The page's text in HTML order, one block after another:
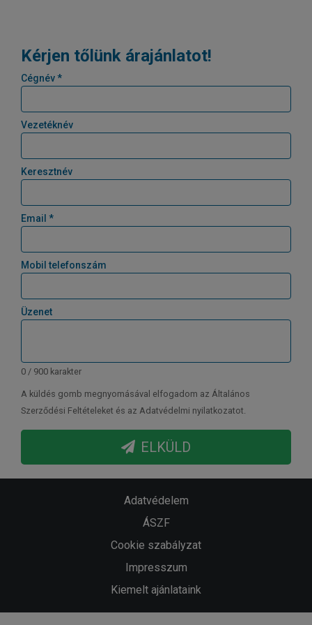
Kérjen tőlünk árajánlatot!
Cégnév *
Vezetéknév
Keresztnév
Email *
Mobil telefonszám
Üzenet
0 / 900 karakter
A küldés gomb megnyomásával elfogadom az Általános
Szerződési Feltételeket és az Adatvédelmi nyilatkozatot.
ELKÜLD
Adatvédelem
ÁSZF
Cookie szabályzat
Impresszum
Kiemelt ajánlataink